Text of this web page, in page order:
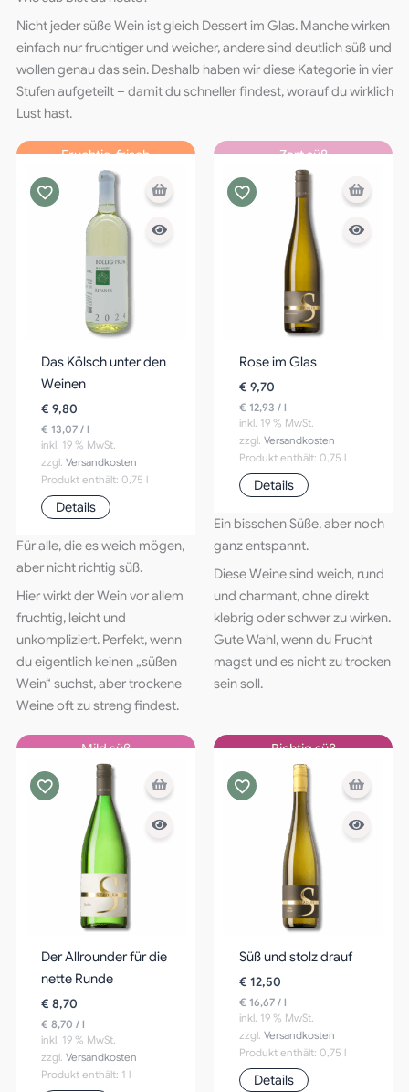
Nicht jeder süße Wein ist gleich Dessert im Glas. Manche wirken
einfach nur fruchtiger und weicher, andere sind deutlich süß und
wollen genau das sein. Deshalb haben wir diese Kategorie in vier
Stufen aufgeteilt – damit du schneller findest, worauf du wirklich
Lust hast.
Fruchtig-frisch
Das Kölsch unter den
Weinen
€ 9,80
€ 13,07 /l
inkl. 19 % MwSt.
zzgl.Versandkosten
Produkt enthält: 0,75 l
Details
Für alle, die es weich mögen,
aber nicht richtig süß.
Hier wirkt der Wein vor allem
fruchtig, leicht und
unkompliziert. Perfekt, wenn
du eigentlich keinen „süßen
Wein“ suchst, aber trockene
Weine oft zu streng findest.
Zart süß
Rose im Glas
€ 9,70
€ 12,93 / l
inkl. 19 % MwSt.
zzgl. Versandkosten
Produkt enthält: 0,75 l
Details
Ein bisschen Süße, aber noch
ganz entspannt.
Diese Weine sind weich, rund
und charmant, ohne direkt
klebrig oder schwer zu wirken.
Gute Wahl, wenn du Frucht
magst und es nicht zu trocken
sein soll.
Mild süß
Der Allrounder für die
nette Runde
€ 8,70
€ 8,70 /l
inkl. 19 % MwSt.
zzgl.Versandkosten
Produkt enthält: 1 l
Richtig süß
Süß und stolz drauf
€ 12,50
€ 16,67/ l
inkl. 19 % MwSt.
zzgl. Versandkosten
Produkt enthält: 0,75 l
Details